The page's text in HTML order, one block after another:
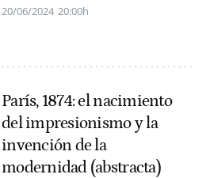
20/06/2024 20:00h
París, 1874: el nacimiento
del impresionismo y la
invención de la
modernidad (abstracta)